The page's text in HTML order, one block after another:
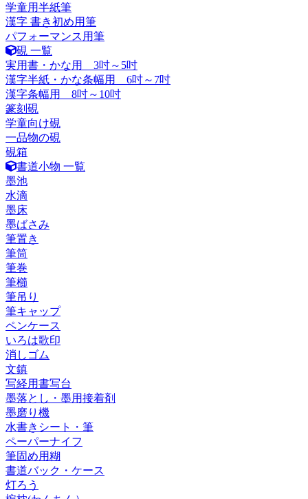
学童用半紙筆
漢字 書き初め用筆
パフォーマンス用筆
硯 一覧
実用書・かな用 3吋～5吋
漢字半紙・かな条幅用 6吋～7吋
漢字条幅用 8吋～10吋
篆刻硯
学童向け硯
一品物の硯
硯箱
書道小物 一覧
墨池
水滴
墨床
墨ばさみ
筆置き
筆筒
筆巻
筆櫛
筆吊り
筆キャップ
ペンケース
いろは歌印
消しゴム
文鎮
写経用書写台
墨落とし・墨用接着剤
墨磨り機
水書きシート・筆
ペーパーナイフ
筆固め用糊
書道バック・ケース
灯ろう